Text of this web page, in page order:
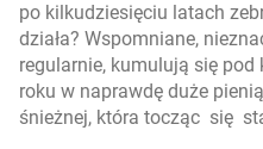
po kilkudziesięciu latach
działa? Wspomniane,
regularnie, kumulują się
roku w naprawdę duże
śnieżnej, która tocząc się